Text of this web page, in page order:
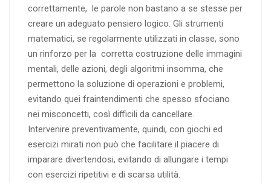
correttamente, le parole non bastano a se stesse per
creare un adeguato pensiero logico. Gli strumenti
matematici, se regolarmente utilizzati in classe, sono
un rinforzo per la corretta costruzione delle immagini
mentali, delle azioni, degli algoritmi insomma, che
permettono la soluzione di operazioni e problemi,
evitando quei fraintendimenti che spesso sfociano
nei misconcetti, così difficili da cancellare.
Intervenire preventivamente, quindi, con giochi ed
esercizi mirati non può che facilitare il piacere di
imparare divertendosi, evitando di allungare i tempi
con esercizi ripetitivi e di scarsa utilità.